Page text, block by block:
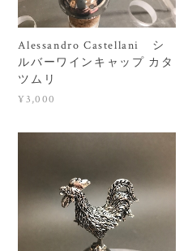
Alessandro Castellani シ
ルバーワインキャップ カタ
ツムリ
¥3,000